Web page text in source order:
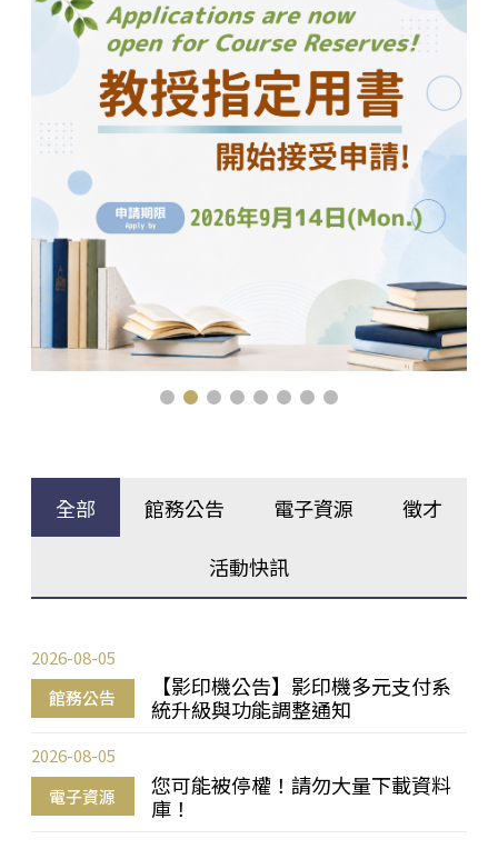
全部 館務公告 電子資源 徵才
活動快訊
館務公告
【影印機公告】影印機多元支付系
統升級與功能調整通知
2026-08-05
電子資源
您可能被停權！請勿大量下載資料
庫！
2026-08-05